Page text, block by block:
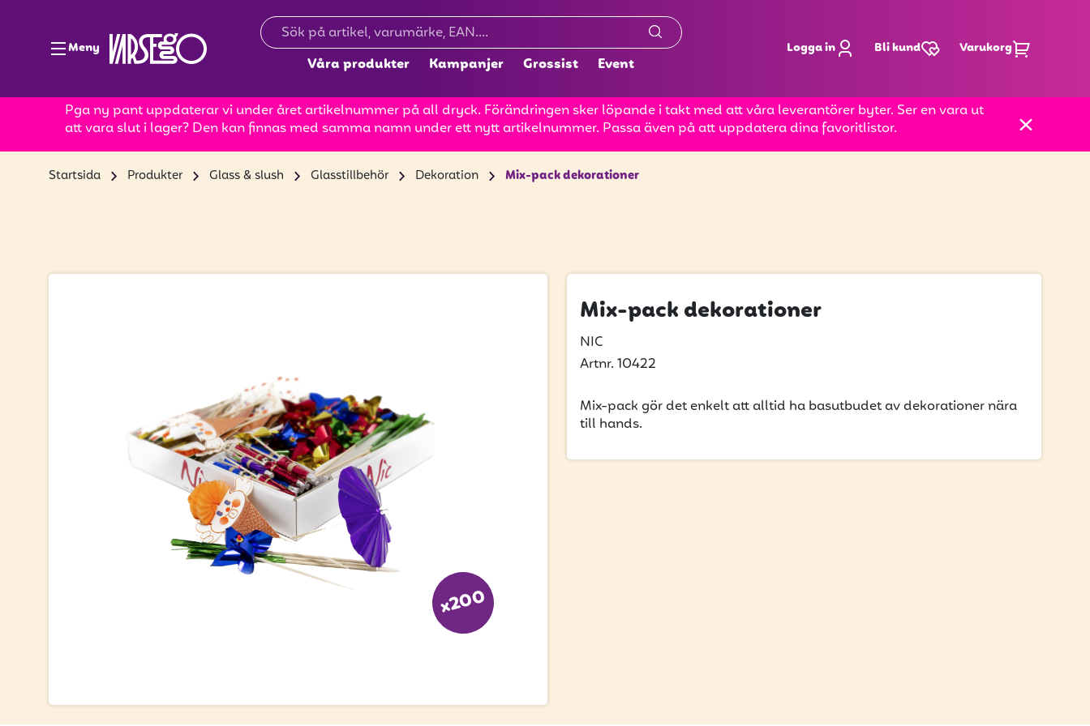
Meny
Våra produkter Kampanjer Grossist Event
Logga in Bli kund Varukorg
Pga ny pant uppdaterar vi under året artikelnummer på all dryck. Förändringen sker löpande i takt med att våra leverantörer byter. Ser en vara ut
att vara slut i lager? Den kan finnas med samma namn under ett nytt artikelnummer. Passa även på att uppdatera dina favoritlistor.
Startsida Produkter Glass & slush Glasstillbehör Dekoration Mix-pack dekorationer
x200
Mix-pack dekorationer
NIC
Artnr. 10422
Mix-pack gör det enkelt att alltid ha basutbudet av dekorationer nära
till hands.